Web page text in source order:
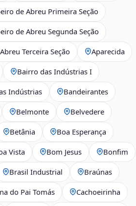
de Abreu Primeira Seção
de Abreu Segunda Seção
Terceira Seção Aparecida
Bairro das Indústrias I
Indústrias Bandeirantes
Belmonte Belvedere
Betânia Boa Esperança
Vista Bom Jesus Bonfim
Brasil Industrial Braúnas
do Pai Tomás Cachoeirinha